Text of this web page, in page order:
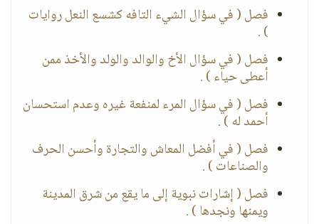
فصل ( في سؤال الشيء التافه كشسع النعل روايات
) .
فصل ( في سؤال الأخ والوالد والولد والأخذ ممن
أعطى حياء ) .
فصل ( في سؤال المرء لمنفعة غيره وعدم استحسان
أحمد له ) .
فصل ( في أفضل المعاش والتجارة وأحسن الحرف
والصناعات ) .
فصل ( إشارات نبوية إلى ما يقع من شرق المدينة
ويمنها ونجدها ) .